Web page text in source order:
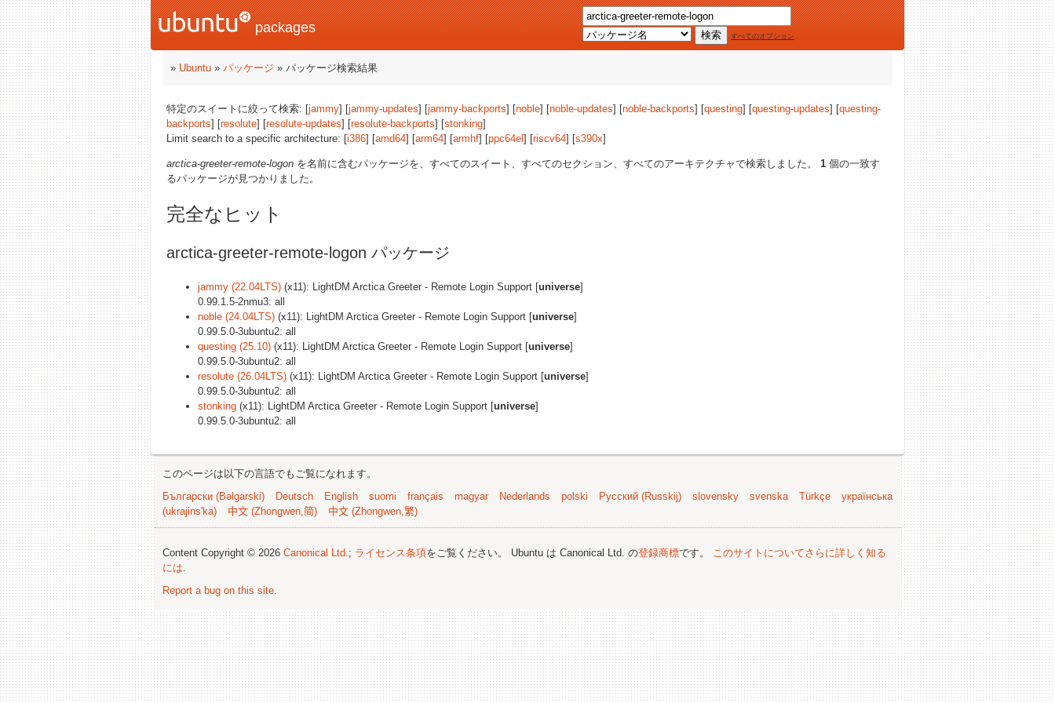
packages
すべてのオプション
» Ubuntu » パッケージ » パッケージ検索結果
特定のスイートに絞って検索: [jammy] [jammy-updates] [jammy-backports] [noble] [noble-updates] [noble-backports] [questing] [questing-updates] [questing-
backports] [resolute] [resolute-updates] [resolute-backports] [stonking]
Limit search to a specific architecture: [i386] [amd64] [arm64] [armhf] [ppc64el ] [riscv64] [s390x]
arctica-greeter-remote-logon を名前に含むパッケージを、すべてのスイート、すべてのセクション、すべてのアーキテクチャで検索しました。 1 個の一致す
るパッケージが見つかりました。
完全なヒット
arctica-greeter-remote-logon パッケージ
jammy (22.04LTS) (x11): LightDM Arctica Greeter - Remote Login Support [universe]
0.99.1.5-2nmu3: all
noble (24.04LTS) (x11): LightDM Arctica Greeter - Remote Login Support [universe]
0.99.5.0-3ubuntu2: all
questing (25.10) (x11): LightDM Arctica Greeter - Remote Login Support [universe]
0.99.5.0-3ubuntu2: all
resolute (26.04LTS) (x11): LightDM Arctica Greeter - Remote Login Support [universe]
0.99.5.0-3ubuntu2: all
stonking (x11): LightDM Arctica Greeter - Remote Login Support [universe]
0.99.5.0-3ubuntu2: all
このページは以下の言語でもご覧になれます。
Български (Bəlgarski)
Deutsch English suomi français magyar Nederlands polski Русский (Russkij) slovensky svenska Türkçe
українська
(ukrajins'ka)
中文 (Zhongwen,简) 中文 (Zhongwen,繁)
Content Copyright © 2026 Canonical Ltd. ; ライセンス条項をご覧ください。 Ubuntu は Canonical Ltd. の登録商標です。
このサイトについてさらに詳しく知る
には
Report a bug on this site